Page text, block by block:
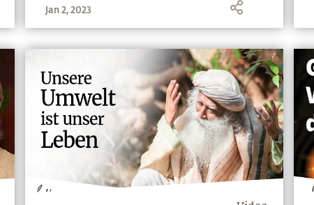
eine Manifestation der Geometrie des
Jan 2, 2023